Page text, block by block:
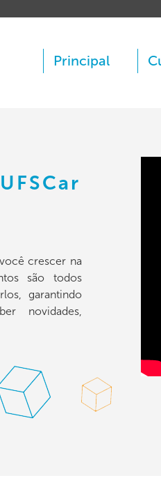
Principal
crescer na
são todos
garantindo
novidades,